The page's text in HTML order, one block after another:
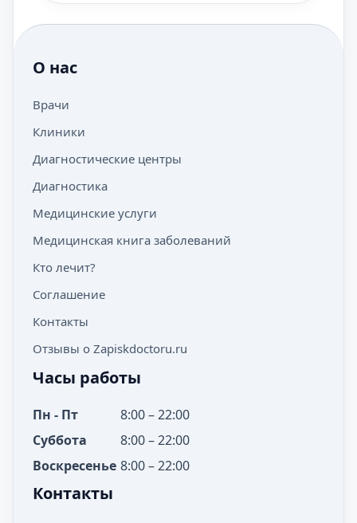
О нас
Врачи
Клиники
Диагностические центры
Диагностика
Медицинские услуги
Медицинская книга заболеваний
Кто лечит?
Соглашение
Контакты
Отзывы о Zapiskdoctoru.ru
Часы работы
Пн - Пт
8:00 – 22:00
Суббота
8:00 – 22:00
Воскресенье 8:00 – 22:00
Контакты